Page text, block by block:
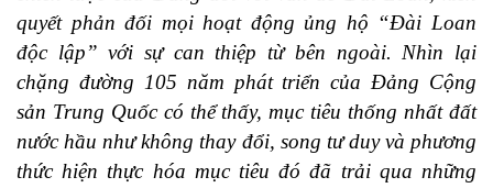
quyết phản đối mọi hoạt động ủng hộ “Đài Loan
độc lập” với sự can thiệp từ bên ngoài. Nhìn lại
chặng đường 105 năm phát triển của Đảng Cộng
sản Trung Quốc có thể thấy, mục tiêu thống nhất đất
nước hầu như không thay đổi, song tư duy và phương
thức hiện thực hóa mục tiêu đó đã trải qua những